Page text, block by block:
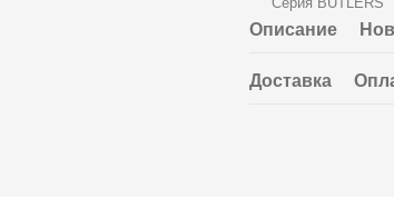
Описание
Доставка